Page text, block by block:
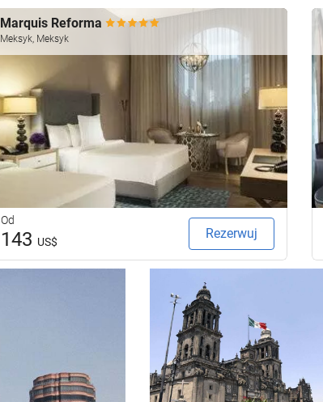
Marquis Reforma
Meksyk, Meksyk
Od
143 US$
Rezerwuj